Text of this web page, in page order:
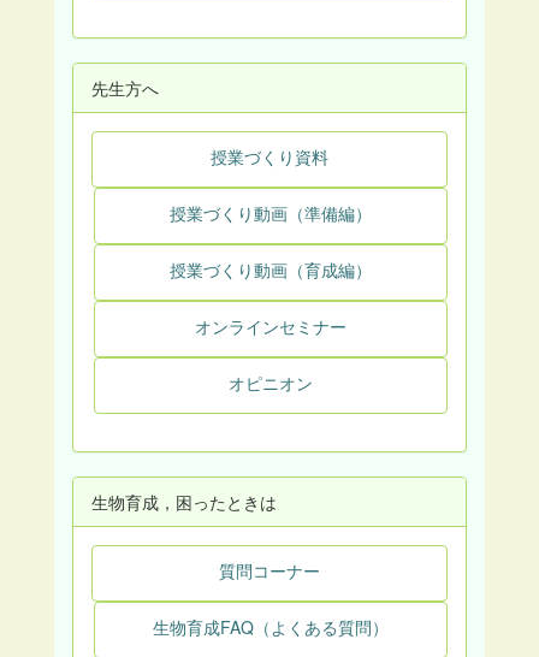
先生方へ
授業づくり資料
授業づくり動画（準備編）
授業づくり動画（育成編）
オンラインセミナー
オピニオン
生物育成，困ったときは
質問コーナー
生物育成FAQ（よくある質問）